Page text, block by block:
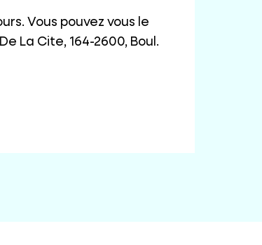
Vous pouvez vous le
La Cite, 164-2600, Boul.